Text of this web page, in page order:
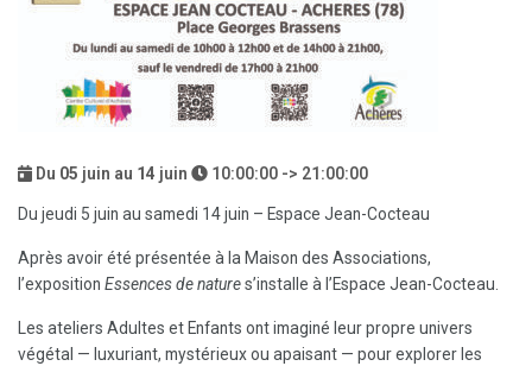
Du 05 juin au 14 juin 10:00:00 -> 21:00:00
Du jeudi 5 juin au samedi 14 juin – Espace Jean-Cocteau
Après avoir été présentée à la Maison des Associations,
l’exposition Essences de natures’installe à l’Espace Jean-Cocteau.
Les ateliers Adultes et Enfants ont imaginé leur propre univers
végétal — luxuriant, mystérieux ou apaisant — pour explorer les